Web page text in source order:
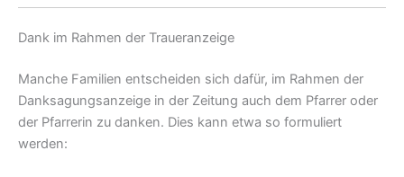
Dank im Rahmen der Traueranzeige
Manche Familien entscheiden sich dafür, im Rahmen der
Danksagungsanzeige in der Zeitung auch dem Pfarrer oder
der Pfarrerin zu danken. Dies kann etwa so formuliert
werden: